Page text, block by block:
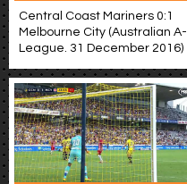
Central Coast Mariners 0:1
Melbourne City (Australian A-
League. 31 December 2016)